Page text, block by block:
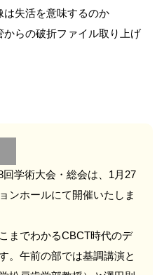
失活を意味するのか
の破折ファイル取り上げ
学術大会・総会は、1月27
ンホールにて開催いたしま
までわかるCBCT時代のデ
。午前の部では基調講演と